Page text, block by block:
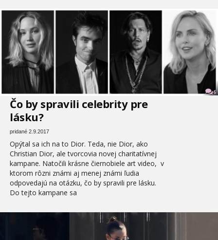
6
Čo by spravili celebrity pre
lásku?
pridané 2.9.2017
Opýtal sa ich na to Dior. Teda, nie Dior, ako
Christian Dior, ale tvorcovia novej charitatívnej
kampane. Natočili krásne čiernobiele art video, v
ktorom rôzni známi aj menej známi ľudia
odpovedajú na otázku, čo by spravili pre lásku.
Do tejto kampane sa